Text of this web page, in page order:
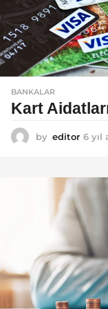
BANKALAR
Kart
by editor 6 yıl